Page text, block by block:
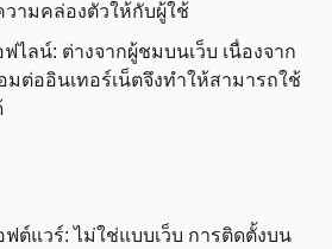
ามคล่องตัวให้กับผู้ใช้
ไลน์: ต่างจากผู้ชมบนเว็บ เนื่องจาก
มต่ออินเทอร์เน็ตจึงทำให้สามารถใช้
ต์แวร์: ไม่ใช่แบบเว็บ การติดตั้งบน